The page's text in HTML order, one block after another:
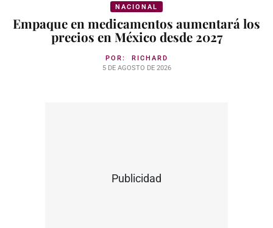
NACIONAL
Empaque en medicamentos aumentará los
precios en México desde 2027
POR: RICHARD
5 DE AGOSTO DE 2026
Publicidad